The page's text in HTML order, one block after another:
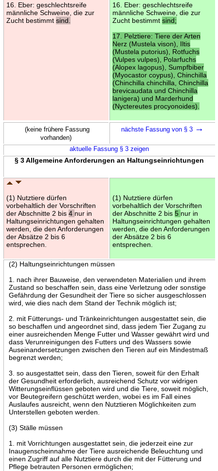
16. Eber: geschlechtsreife
männliche Schweine, die zur
Zucht bestimmt sind.
16. Eber: geschlechtsreife
männliche Schweine, die zur
Zucht bestimmt sind;
17. Pelztiere: Tiere der Arten
Nerz (Mustela vison), Iltis
(Mustela putorius), Rotfuchs
(Vulpes vulpes), Polarfuchs
(Alopex lagopus), Sumpfbiber
(Myocastor coypus), Chinchilla
(Chinchilla chinchilla, Chinchilla
brevicaudata und Chinchilla
lanigera) und Marderhund
(Nyctereutes procyonoides).
(keine frühere Fassung
vorhanden)
nächste Fassung von § 3 →
aktuelle Fassung § 3 zeigen
§ 3 Allgemeine Anforderungen an Haltungseinrichtungen
(1) Nutztiere dürfen
vorbehaltlich der Vorschriften
der Abschnitte 2 bis 4 nur in
Haltungseinrichtungen gehalten
werden, die den Anforderungen
der Absätze 2 bis 6
entsprechen.
(1) Nutztiere dürfen
vorbehaltlich der Vorschriften
der Abschnitte 2 bis 5 nur in
Haltungseinrichtungen gehalten
werden, die den Anforderungen
der Absätze 2 bis 6
entsprechen.
(2) Haltungseinrichtungen müssen
1. nach ihrer Bauweise, den verwendeten Materialien und ihrem
Zustand so beschaffen sein, dass eine Verletzung oder sonstige
Gefährdung der Gesundheit der Tiere so sicher ausgeschlossen
wird, wie dies nach dem Stand der Technik möglich ist;
2. mit Fütterungs- und Tränkeinrichtungen ausgestattet sein, die
so beschaffen und angeordnet sind, dass jedem Tier Zugang zu
einer ausreichenden Menge Futter und Wasser gewährt wird und
dass Verunreinigungen des Futters und des Wassers sowie
Auseinandersetzungen zwischen den Tieren auf ein Mindestmaß
begrenzt werden;
3. so ausgestattet sein, dass den Tieren, soweit für den Erhalt
der Gesundheit erforderlich, ausreichend Schutz vor widrigen
Witterungseinflüssen geboten wird und die Tiere, soweit möglich,
vor Beutegreifern geschützt werden, wobei es im Fall eines
Auslaufes ausreicht, wenn den Nutztieren Möglichkeiten zum
Unterstellen geboten werden.
(3) Ställe müssen
1. mit Vorrichtungen ausgestattet sein, die jederzeit eine zur
Inaugenscheinnahme der Tiere ausreichende Beleuchtung und
einen Zugriff auf alle Nutztiere durch die mit der Fütterung und
Pflege betrauten Personen ermöglichen;